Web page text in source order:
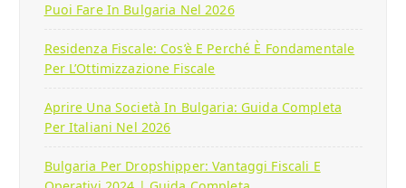
Puoi Fare In Bulgaria Nel 2026
Residenza Fiscale: Cos’è E Perché È Fondamentale
Per L’Ottimizzazione Fiscale
Aprire Una Società In Bulgaria: Guida Completa
Per Italiani Nel 2026
Bulgaria Per Dropshipper: Vantaggi Fiscali E